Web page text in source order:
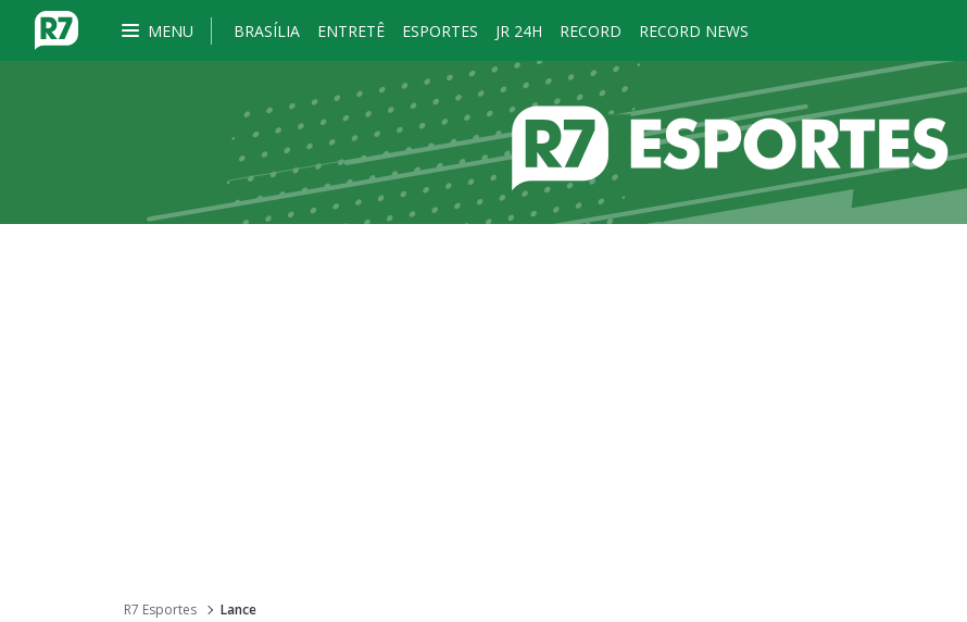
MENU BRASÍLIA ENTRETÊ ESPORTES JR 24H RECORD RECORD NEWS
R7 Esportes Lance